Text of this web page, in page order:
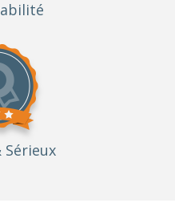
Sérieux